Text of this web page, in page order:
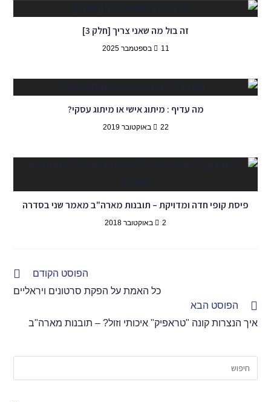
זה בול מה שאני צריך [חלק 3]
11 בספטמבר 2025
מה עדיף : מיתוג אישי או מיתוג עסקי?​
22 באוקטובר 2019
פיסת קופי חדה ומדויקת – תובנות מארה"ב מאמר שני בסדרה
2 באוקטובר 2018
הפוסט הקודם
כל האמת על הפקת סרטונים ויראליים
הפוסט הבא
איך הנצרות קונה "טראפיק" איכותי וזול? – תובנות מארה"ב